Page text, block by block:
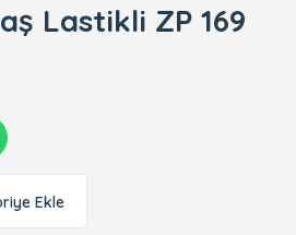
Lastikli ZP 169
Ekle